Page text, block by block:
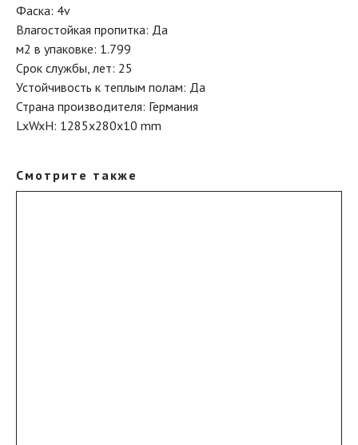
Фаска: 4v
Влагостойкая пропитка: Да
м2 в упаковке: 1.799
Срок службы, лет: 25
Устойчивость к теплым полам: Да
Страна производителя: Германия
LxWxH: 1285x280x10 mm
Смотрите также